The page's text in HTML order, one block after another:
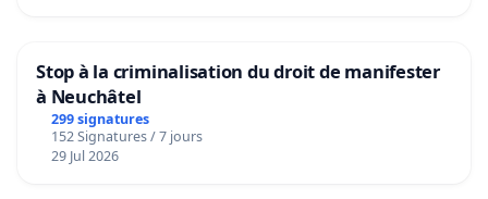
Stop à la criminalisation du droit de manifester
à Neuchâtel
299 signatures
152 Signatures / 7 jours
29 Jul 2026